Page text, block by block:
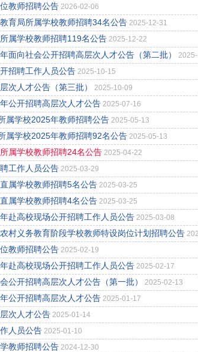
教师招聘公告 2026-02-06
育局所属学校教师招聘34名公告 2025-12-31
属学校教师招聘119名公告 2025-12-22
面向社会公开招聘高层次人才公告（第二批）
招聘工作人员公告 2025-10-15
次人才公告（第三批）
2025-10-09
公开招聘高层次人才公告 2025-07-16
属学校2025年教师招聘公告 2025-05-13
属学校2025年教师招聘92名公告 2025-05-13
属学校教师招聘24名公告 2025-04-22
工作人员公告 2025-03-29
属学校教师招聘5名公告 2025-03-25
属学校教师招聘4名公告 2025-03-25
赴高校现场公开招聘工作人员公告 2025-03-08
村义务教育阶段学校教师特设岗位计划招聘公告
教师招聘公告 2025-02-19
赴高校现场公开招聘工作人员公告 2025-02-17
公开招聘高层次人才公告（第一批）
2025-02-13
公开招聘高层次人才公告 2025-01-17
次人才公告 2025-01-14
人员公告 2025-01-10
教师招聘公告 2024-12-30